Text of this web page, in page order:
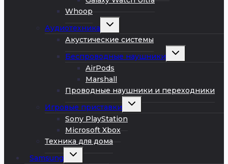
Whoop
Аудиотехника
Развернуть
меню
Акустические системы
Беспроводные наушники
Развернуть
AirPods
Marshall
Проводные наушники и переходники
Игровые приставки
Развернуть
меню
Sony PlayStation
Microsoft Xbox
Техника для дома
Samsung
Развернуть